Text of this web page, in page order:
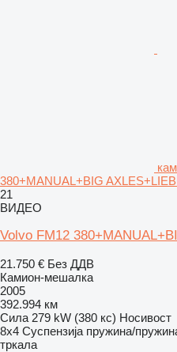
380+MANUAL+BIG
21
ВИДЕО
Volvo FM12
21.750 € Без ДДВ
Камион-мешалка
2005
392.994 км
Сила 279 kW (380 кс) Носивост
8x4 Суспензија пружина/
тркала